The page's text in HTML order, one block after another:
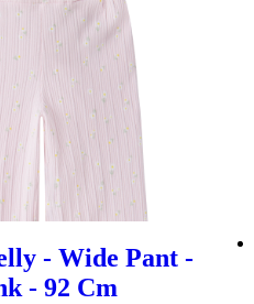
- Wide Pant -
- 92 Cm